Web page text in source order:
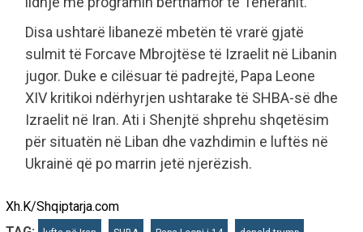
Disa ushtarë libanezë mbetën të vrarë gjatë
sulmit të Forcave Mbrojtëse të Izraelit në Libanin
jugor. Duke e cilësuar të padrejtë, Papa Leone
XIV kritikoi ndërhyrjen ushtarake të SHBA-së dhe
Izraelit në Iran. Ati i Shenjtë shprehu shqetësim
për situatën në Liban dhe vazhdimin e luftës në
Ukrainë që po marrin jetë njerëzish.
Xh.K/Shqiptarja.com